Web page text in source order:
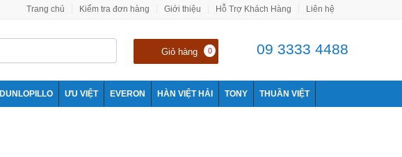
Trang chủ Kiểm tra đơn hàng Giới thiệu Hỗ Trợ Khách Hàng Liên hệ
Giỏ hàng 0 09 3333 4488
DUNLOPILLO ƯU VIỆT EVERON HÀN VIỆT HẢI TONY THUẦN VIỆT